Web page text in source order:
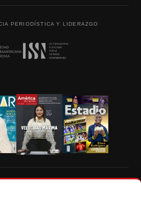
PERIODÍSTICA Y LIDERAZGO
de todos los contenidos de Vistazo.com.